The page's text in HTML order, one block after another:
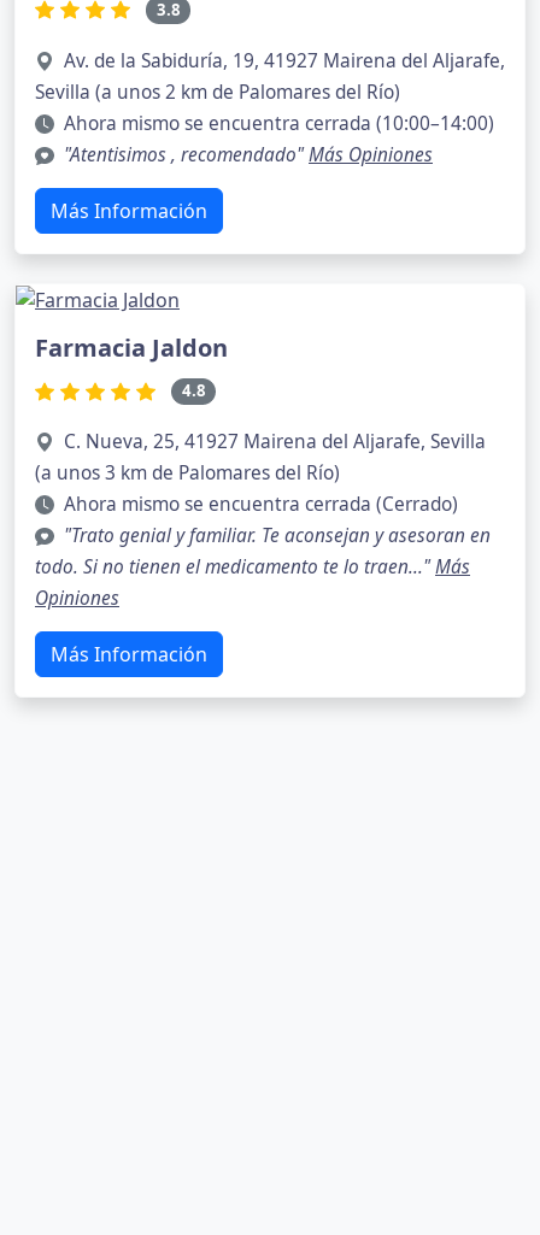
3.8
Av. de la Sabiduría, 19, 41927 Mairena del Aljarafe,
Sevilla (a unos 2 km de Palomares del Río)
Ahora mismo se encuentra cerrada (10:00–14:00)
"Atentisimos , recomendado"Más Opiniones
Más Información
Farmacia Jaldon
4.8
C. Nueva, 25, 41927 Mairena del Aljarafe, Sevilla
(a unos 3 km de Palomares del Río)
Ahora mismo se encuentra cerrada (Cerrado)
"Trato genial y familiar. Te aconsejan y asesoran en
todo. Si no tienen el medicamento te lo traen..."Más
Opiniones
Más Información